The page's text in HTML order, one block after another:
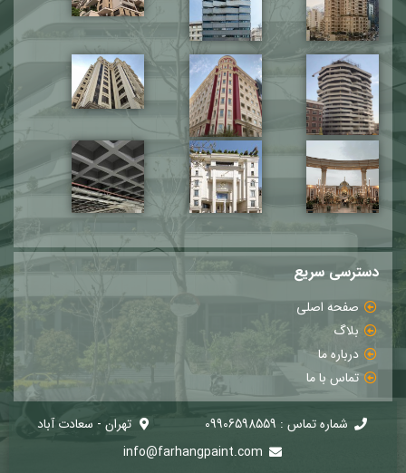
دسترسی سریع
صفحه اصلی
بلاگ
درباره ما
تماس با ما
شماره تماس : 09906598559
تهران - سعادت آباد
info@farhangpaint.com